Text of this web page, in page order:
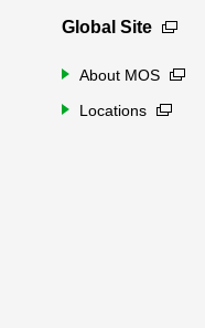
Global Site
About MOS
Locations